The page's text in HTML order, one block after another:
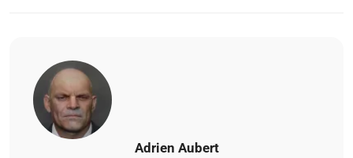
Adrien Aubert